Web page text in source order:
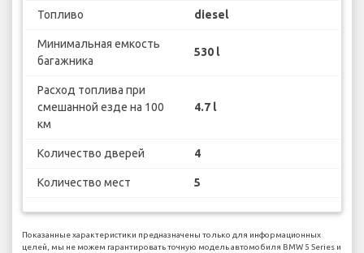
Топливо diesel
Минимальная емкость
багажника
530 l
Расход топлива при
смешанной езде на 100
км
4.7 l
Количество дверей 4
Количество мест 5
Показанные характеристики предназначены только для информационных
целей, мы не можем гарантировать точную модель автомобиля BMW 5 Series и